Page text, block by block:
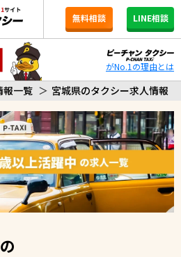
無料相談 LINE相談
がNo.1の理由とは
報一覧 ＞ 宮城県のタクシー求人情報